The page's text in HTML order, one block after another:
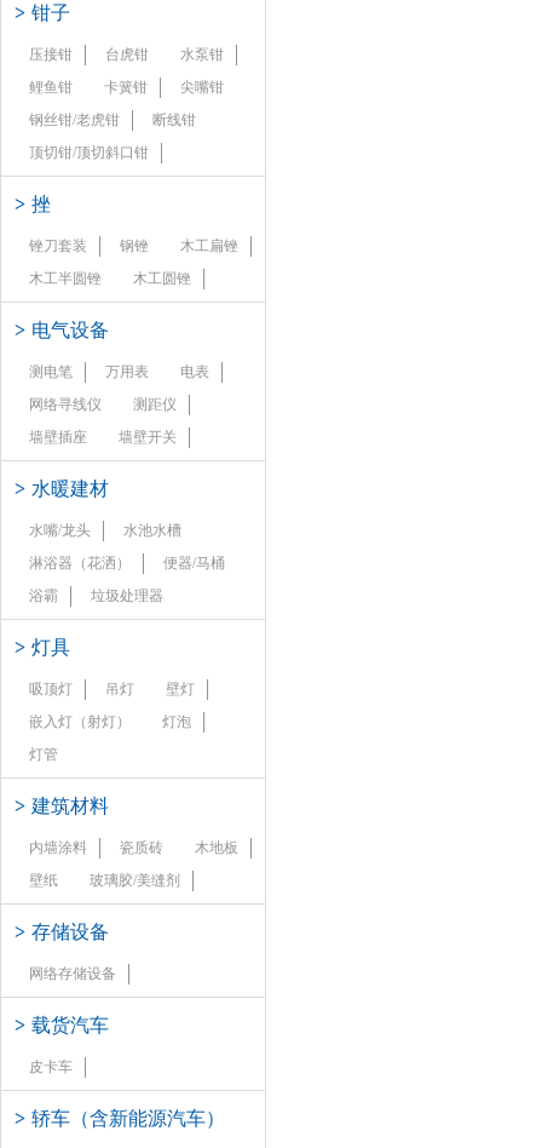
> 钳子
压接钳 台虎钳
水泵钳
鲤鱼钳
卡簧钳
尖嘴钳
钢丝钳/老虎钳
断线钳
顶切钳/顶切斜口钳
> 挫
锉刀套装 钢锉
木工扁锉
木工半圆锉
木工圆锉
> 电气设备
测电笔 万用表
电表
网络寻线仪
测距仪
墙壁插座
墙壁开关
> 水暖建材
水嘴/龙头
水池水槽
淋浴器（花洒）
便器/马桶
浴霸
垃圾处理器
> 灯具
吸顶灯 吊灯
壁灯
嵌入灯（射灯）
灯泡
灯管
> 建筑材料
内墙涂料 瓷质砖
木地板
壁纸
玻璃胶/美缝剂
> 存储设备
网络存储设备
> 载货汽车
皮卡车
> 轿车（含新能源汽车）